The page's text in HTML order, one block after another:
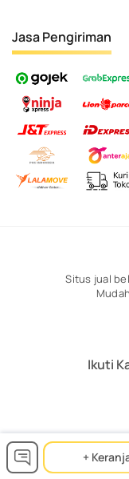
+
Jasa Pengiriman
Situs jual
Ikuti